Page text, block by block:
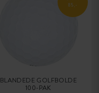
85,-
BLANDEDE GOLFBOLDE
100-PAK